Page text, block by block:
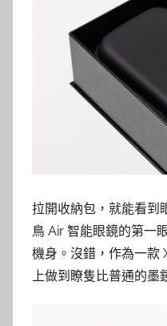
拉開收納包，就能看到
鳥 Air 智能眼鏡的第一
機身。沒錯，作為一款
上做到瞭隻比普通的墨